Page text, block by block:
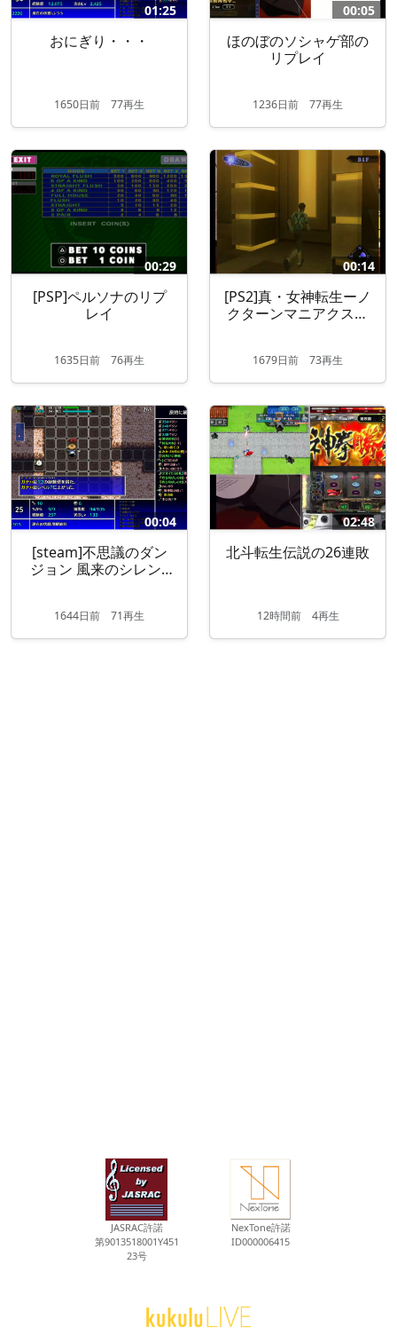
01:25
おにぎり・・・
1650日前 77再生
00:05
ほのぼのソシャゲ部の
リプレイ
1236日前 77再生
00:29
[PSP]ペルソナのリプ
レイ
1635日前 76再生
00:14
[PS2]真・女神転生ーノ
クターンマニアクスの
1679日前 73再生
00:04
[steam]不思議のダン
ジョン 風来のシレン5
1644日前 71再生
02:48
北斗転生伝説の26連敗
12時間前4再生
JASRAC許諾
第9013518001Y451
23号
NexTone許諾
ID000006415